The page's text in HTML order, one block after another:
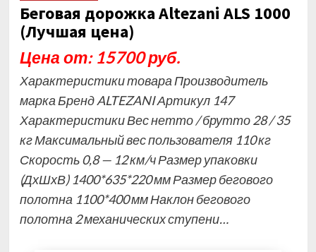
Беговая дорожка Altezani ALS 1000
(Лучшая цена)
Цена от: 15700 руб.
Характеристики товара Производитель
марка Бренд ALTEZANI Артикул 147
Характеристики Вес нетто / брутто 28 / 35
кг Максимальный вес пользователя 110 кг
Скорость 0,8 — 12 км/ч Размер упаковки
(ДхШхВ) 1400*635*220 мм Размер бегового
полотна 1100*400 мм Наклон бегового
полотна 2 механических ступени…